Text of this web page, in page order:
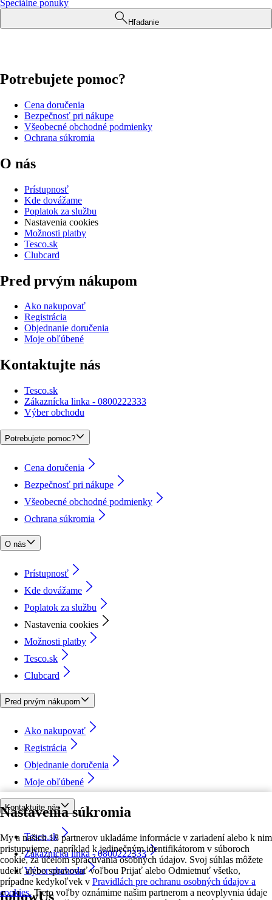
Nastavenia súkromia
My a našich 18 partnerov ukladáme informácie v zariadení alebo k nim
pristupujeme, napríklad k jedinečným identifikátorom v súboroch
cookie, za účelom spracúvania osobných údajov. Svoj súhlas môžete
udeliť alebo spravovať voľbou Prijať alebo Odmietnuť všetko,
prípadne kedykoľvek v Pravidlách pre ochranu osobných údajov a
cookies. Tieto voľby oznámime našim partnerom a neovplyvnia údaje
Špeciálne ponuky
Hľadanie
Potrebujete pomoc?
Cena doručenia
Bezpečnosť pri nákupe
Všeobecné obchodné podmienky
Ochrana súkromia
O nás
Prístupnosť
Kde dovážame
Poplatok za službu
Nastavenia cookies
Možnosti platby
Tesco.sk
Clubcard
Pred prvým nákupom
Ako nakupovať
Registrácia
Objednanie doručenia
Moje obľúbené
Kontaktujte nás
Tesco.sk
Zákaznícka linka - 0800222333
Výber obchodu
Potrebujete pomoc?
Cena doručenia
Bezpečnosť pri nákupe
Všeobecné obchodné podmienky
Ochrana súkromia
O nás
Prístupnosť
Kde dovážame
Poplatok za službu
Nastavenia cookies
Možnosti platby
Tesco.sk
Clubcard
Pred prvým nákupom
Ako nakupovať
Registrácia
Objednanie doručenia
Moje obľúbené
Kontaktujte nás
Tesco.sk
Zákaznícka linka - 0800222333
Výber obchodu
followUs